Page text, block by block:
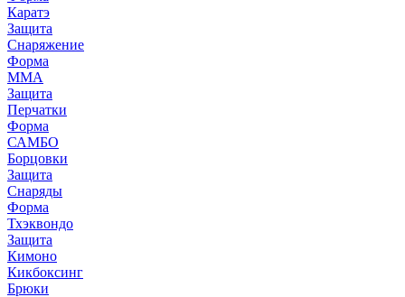
Каратэ
Защита
Снаряжение
Форма
ММА
Защита
Перчатки
Форма
САМБО
Борцовки
Защита
Снаряды
Форма
Тхэквондо
Защита
Кимоно
Кикбоксинг
Брюки